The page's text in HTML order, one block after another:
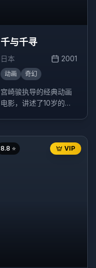
千与千寻
日本 2001
动画 奇幻
宫崎骏执导的经典动画
电影，讲述了10岁的少
妈，经历了很多磨难的
故事。
VIP
8.8 ⭐